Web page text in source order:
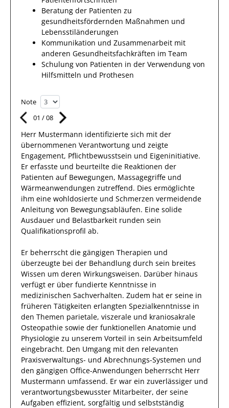
Beratung der Patienten zu
gesundheitsfördernden Maßnahmen und
Lebensstiländerungen
Kommunikation und Zusammenarbeit mit
anderen Gesundheitsfachkräften im Team
Schulung von Patienten in der Verwendung von
Hilfsmitteln und Prothesen
Note
01 /08
Herr Mustermann identifizierte sich mit der
übernommenen Verantwortung und zeigte
Engagement, Pflichtbewusstsein und Eigeninitiative.
Er erfasste und beurteilte die Reaktionen der
Patienten auf Bewegungen, Massagegriffe und
Wärmeanwendungen zutreffend. Dies ermöglichte
ihm eine wohldosierte und Schmerzen vermeidende
Anleitung von Bewegungsabläufen. Eine solide
Ausdauer und Belastbarkeit runden sein
Qualifikationsprofil ab.
Er beherrscht die gängigen Therapien und
überzeugte bei der Behandlung durch sein breites
Wissen um deren Wirkungsweisen. Darüber hinaus
verfügt er über fundierte Kenntnisse in
medizinischen Sachverhalten. Zudem hat er seine in
früheren Tätigkeiten erlangten Spezialkenntnisse in
den Themen parietale, viszerale und kraniosakrale
Osteopathie sowie der funktionellen Anatomie und
Physiologie zu unserem Vorteil in sein Arbeitsumfeld
eingebracht. Den Umgang mit den relevanten
Praxisverwaltungs- und Abrechnungs-Systemen und
den gängigen Office-Anwendungen beherrscht Herr
Mustermann umfassend. Er war ein zuverlässiger und
verantwortungsbewusster Mitarbeiter, der seine
Aufgaben effizient, sorgfältig und selbstständig